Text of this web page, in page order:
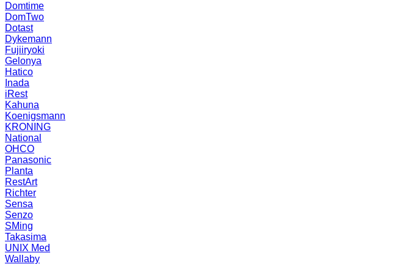
Domtime
DomTwo
Dotast
Dykemann
Fujiiryoki
Gelonya
Hatico
Inada
iRest
Kahuna
Koenigsmann
KRONING
National
OHCO
Panasonic
Planta
RestArt
Richter
Sensa
Senzo
SMing
Takasima
UNIX Med
Wallaby